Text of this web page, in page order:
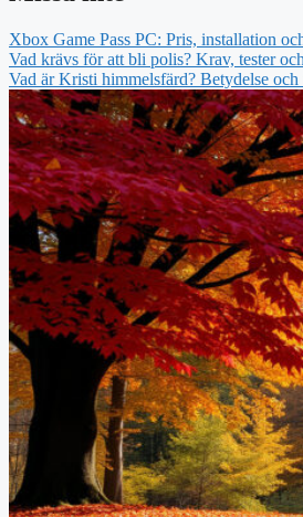
Xbox Game Pass PC: Pris, installation
Vad krävs för att bli polis? Krav, tester
Vad är Kristi himmelsfärd? Betydelse